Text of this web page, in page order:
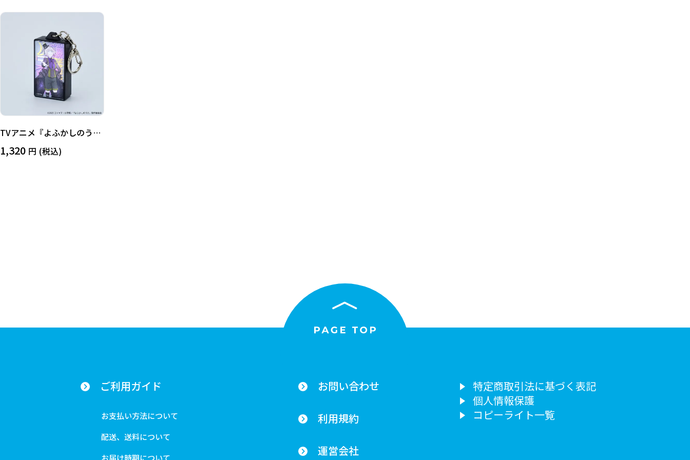
TVアニメ『よふかしのうた
ー(皇子系ロリータ)
1,320 (税込)
ご利用ガイド
お支払い方法について
配送、送料について
お届け時期について
お問い合わせ
利用規約
運営会社
特定商取引法に基づく表記
個人情報保護
コピーライト一覧